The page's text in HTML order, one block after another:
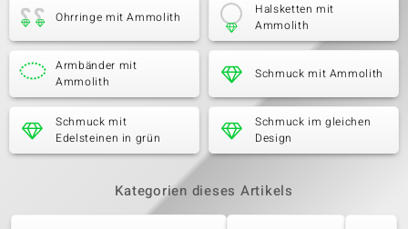
Ohrringe mit Ammolith
Halsketten mit
Ammolith
Armbänder mit
Ammolith
Schmuck mit Ammolith
Schmuck mit
Edelsteinen in grün
Schmuck im gleichen
Design
Kategorien dieses Artikels